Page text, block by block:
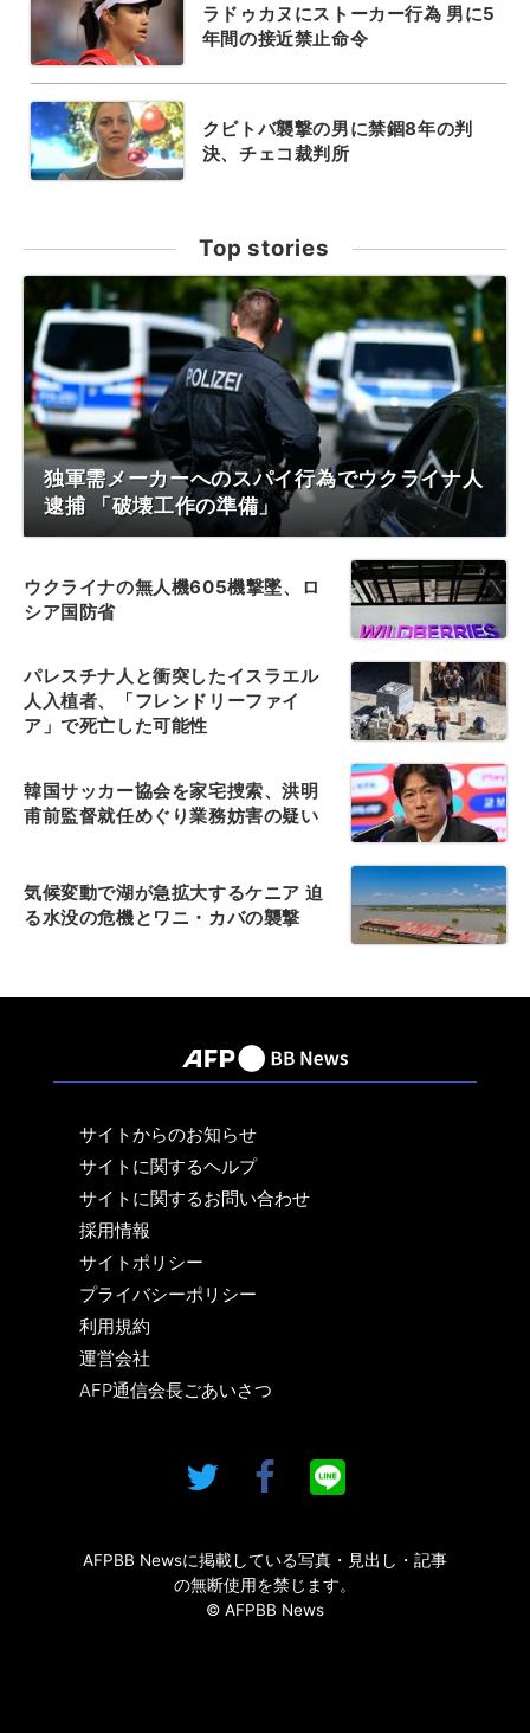
ラドゥカヌにストーカー行為 男に5
年間の接近禁止命令
クビトバ襲撃の男に禁錮8年の判
決、チェコ裁判所
Top stories
独軍需メーカーへのスパイ行為でウクライナ人
逮捕 「破壊工作の準備」
ウクライナの無人機605機撃墜、ロ
シア国防省
パレスチナ人と衝突したイスラエル
人入植者、「フレンドリーファイ
ア」で死亡した可能性
韓国サッカー協会を家宅捜索、洪明
甫前監督就任めぐり業務妨害の疑い
気候変動で湖が急拡大するケニア 迫
る水没の危機とワニ・カバの襲撃
サイトからのお知らせ
サイトに関するヘルプ
サイトに関するお問い合わせ
採用情報
サイトポリシー
プライバシーポリシー
利用規約
運営会社
AFP通信会長ごあいさつ
AFPBB Newsに掲載している写真・見出し・記事
の無断使用を禁じます。
© AFPBB News